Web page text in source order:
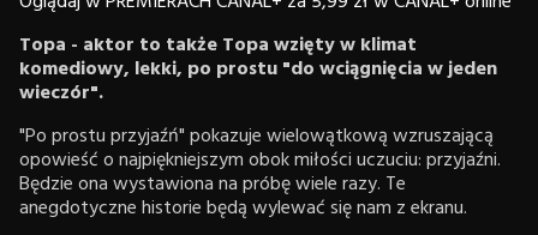
Topa - aktor to także Topa wzięty w klimat
komediowy, lekki, po prostu "do wciągnięcia w jeden
wieczór".
"Po prostu przyjaźń" pokazuje wielowątkową wzruszającą
opowieść o najpiękniejszym obok miłości uczuciu: przyjaźni.
Będzie ona wystawiona na próbę wiele razy. Te
anegdotyczne historie będą wylewać się nam z ekranu.